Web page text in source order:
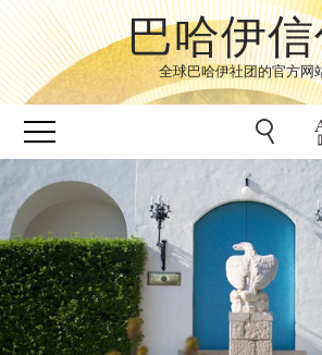
巴哈伊
全球巴哈伊社团的官方网